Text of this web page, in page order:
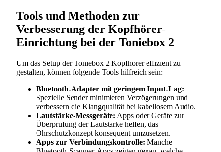
Tools und Methoden zur
Verbesserung der Kopfhörer-
Einrichtung bei der Toniebox 2
Um das Setup der Toniebox 2 Kopfhörer effizient zu
gestalten, können folgende Tools hilfreich sein:
Bluetooth-Adapter mit geringem Input-Lag:
Spezielle Sender minimieren Verzögerungen und
verbessern die Klangqualität bei kabellosem Audio.
Lautstärke-Messgeräte: Apps oder Geräte zur
Überprüfung der Lautstärke helfen, das
Ohrschutzkonzept konsequent umzusetzen.
Apps zur Verbindungskontrolle: Manche